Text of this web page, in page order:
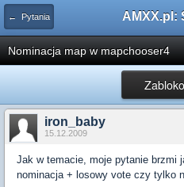
← Pytania
Nominacja map w mapchooser4
iron_baby
15.12.2009
Jak w temacie, moje pytanie brzmi
nominacja + losowy vote czy tylko